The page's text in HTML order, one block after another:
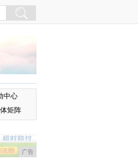
中心
矩阵
广告